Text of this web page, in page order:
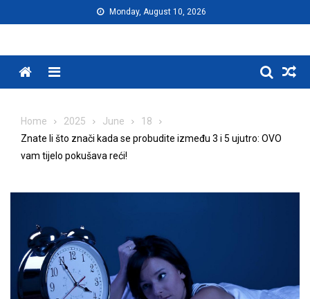
to
Monday, August 10, 2026
Menu
Home 2025 June
18
Znate li što znači kada se probudite između 3 i 5 ujutro: OVO
vam tijelo pokušava reći!